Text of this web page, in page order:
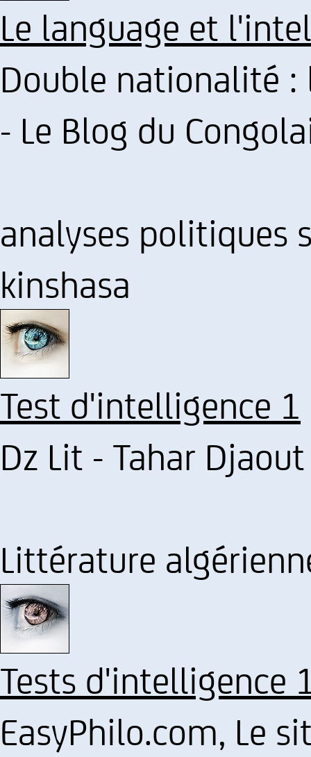
Le language et
Double nationalité
- Le Blog du
analyses politiques
kinshasa
Test d'intelligence 1
Dz Lit - Tahar Djaout
Littérature
Tests d'intelligence
EasyPhilo.com, Le